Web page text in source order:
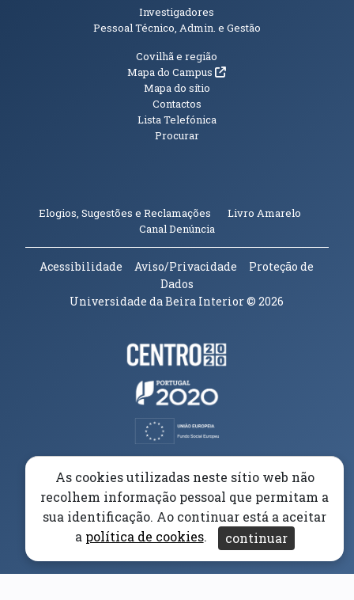
Investigadores
Pessoal Técnico, Admin. e Gestão
Informações Adicionais
Covilhã e região
Mapa do Campus(abre em nova janela)
Mapa do sítio
Contactos
Lista Telefónica
Procurar
Elogios, Sugestões e Reclamações Livro Amarelo
Canal Denúncia(abre em nova janela)
Acessibilidade Aviso/Privacidade
Proteção de
Dados
Universidade da Beira Interior© 2026
Parceiros e Financiadores
(abre em nova janela)
(abre em nova janela)
As cookies utilizadas neste sítio web não
recolhem informação pessoal que permitam a
sua identificação. Ao continuar está a aceitar
a política de cookies. continuar